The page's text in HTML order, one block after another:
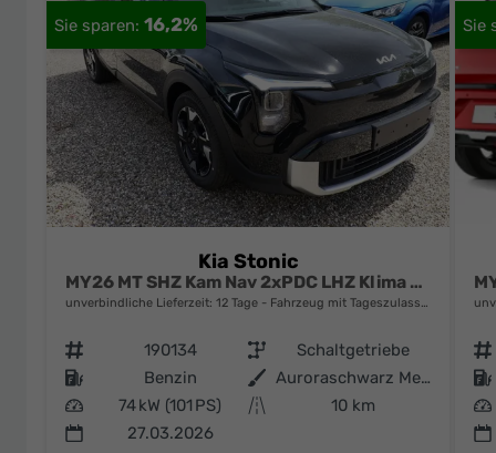
16,2%
Kia Stonic
MY26 MT SHZ Kam Nav 2xPDC LHZ Klima Temp
unverbindliche Lieferzeit: 12 Tage Fahrzeug mit Tageszulassung
Fahrzeugnr. 190134 Getriebe
Schaltgetriebe
Kraftstoff
Benzin Außenfarbe
Auroraschwarz Metallic
Leistung
74 kW (101 PS) Kilometerstand
10 km
27.03.2026
Fahrzeugnr.
Kraftstoff
Leistung